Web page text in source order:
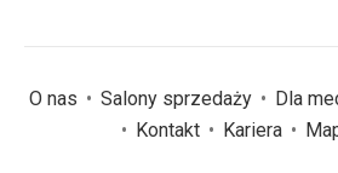
O nas Salony sprzedaży Dla
Kontakt
Kariera